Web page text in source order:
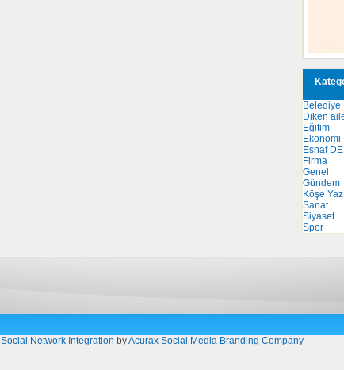
Belediye
Diken
Eğitim
Ekonomi
Esnaf
Firma
Genel
Gündem
Köşe
Sanat
Siyaset
Spor
Social Network Integration byAcurax Social Media Branding Company